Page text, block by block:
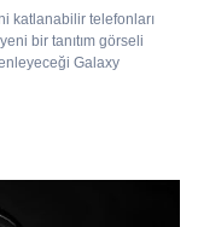
katlanabilir telefonları
bir tanıtım görseli
Galaxy